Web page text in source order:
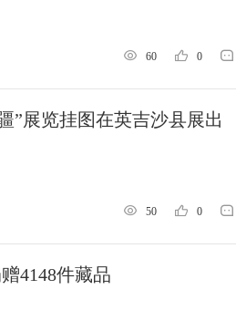
60 0
”展览挂图在英吉沙县展出
50 0
4148件藏品